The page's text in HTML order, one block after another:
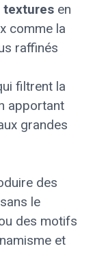
textures en
comme la
raffinés
filtrent la
apportant
grandes
des
le
des motifs
et